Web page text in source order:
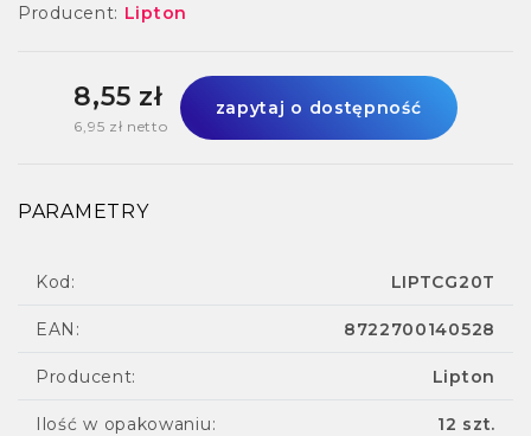
Producent: Lipton
8,55 zł
6,95 zł netto
zapytaj o dostępność
PARAMETRY
Kod: LIPTCG20T
EAN: 8722700140528
Producent: Lipton
Ilość w opakowaniu: 12 szt.